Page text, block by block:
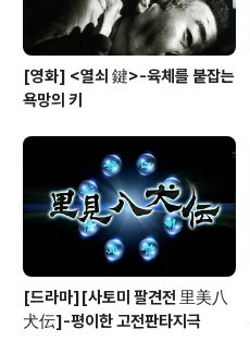
[영화] <열쇠 鍵>-육체를 붙잡는
욕망의 키
[드라마][사토미 팔견전 里美八
犬伝]-평이한 고전판타지극